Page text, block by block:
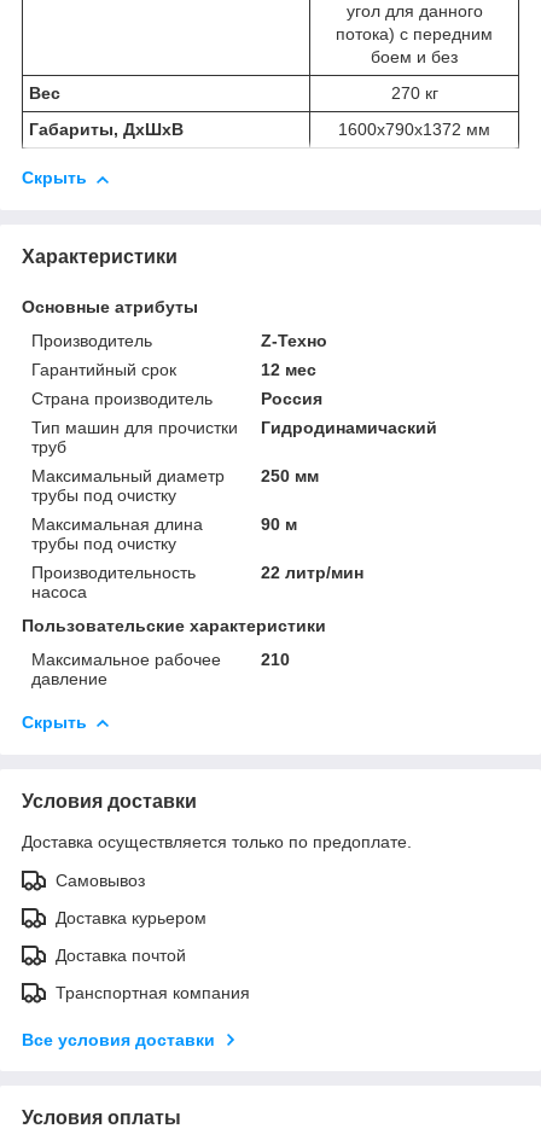
угол для данного
потока) с передним
боем и без
Вес
270 кг
Габариты, ДхШхВ
1600х790х1372 мм
Скрыть
Характеристики
Основные атрибуты
Производитель
Z-Техно
Гарантийный срок
12 мес
Страна производитель
Россия
Тип машин для прочистки
труб
Гидродинамичаский
Максимальный диаметр
трубы под очистку
250 мм
Максимальная длина
трубы под очистку
90 м
Производительность
насоса
22 литр/мин
Пользовательские характеристики
Максимальное рабочее
давление
210
Скрыть
Условия доставки
Доставка осуществляется только по предоплате.
Самовывоз
Доставка курьером
Доставка почтой
Транспортная компания
Все условия доставки
Условия оплаты